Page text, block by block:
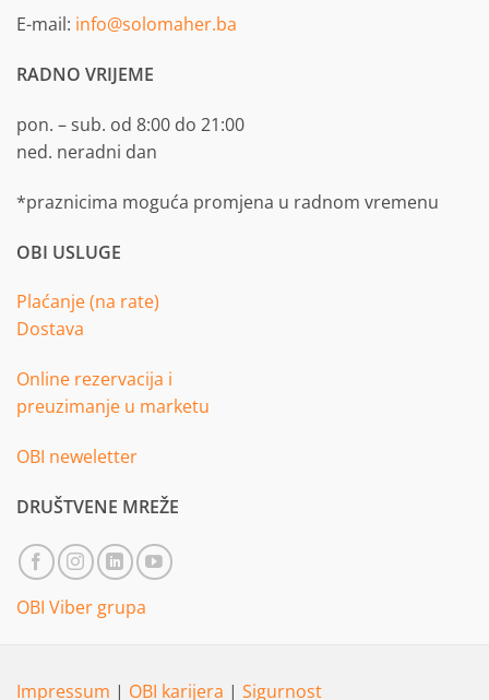
E-mail: info@solomaher.ba
RADNO VRIJEME
pon. – sub. od 8:00 do 21:00
ned. neradni dan
*praznicima moguća promjena u radnom vremenu
OBI USLUGE
Plaćanje (na rate)
Dostava
Online rezervacija i
preuzimanje u marketu
OBI neweletter
DRUŠTVENE MREŽE
OBI Viber grupa
Impressum | OBI karijera | Sigurnost